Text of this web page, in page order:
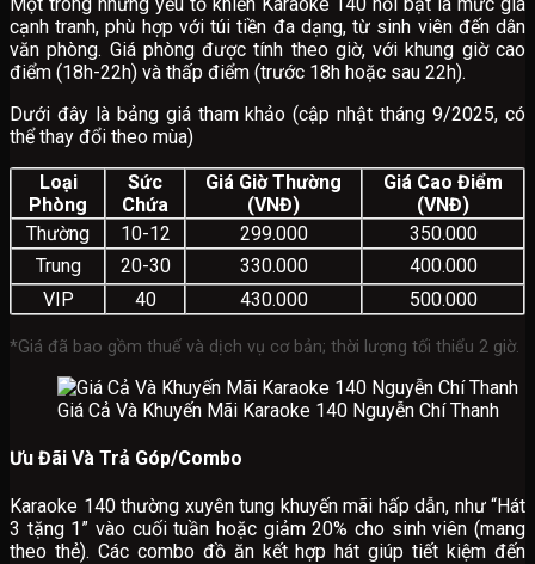
cạnh tranh, phù hợp với túi tiền đa dạng, từ sinh viên đến dân
văn phòng. Giá phòng được tính theo giờ, với khung giờ cao
điểm (18h-22h) và thấp điểm (trước 18h hoặc sau 22h).
Dưới đây là bảng giá tham khảo (cập nhật tháng 9/2025, có
thể thay đổi theo mùa)
Loại
Phòng
Sức
Chứa
Giá Giờ Thường
(VNĐ)
Giá Cao Điểm
(VNĐ)
Thường
10-12 299.000
350.000
Trung
20-30 330.000
400.000
VIP
40 430.000 500.000
*Giá đã bao gồm thuế và dịch vụ cơ bản; thời lượng tối thiểu 2 giờ.
Giá Cả Và Khuyến Mãi Karaoke 140 Nguyễn Chí Thanh
Ưu Đãi Và Trả Góp/Combo
Karaoke 140 thường xuyên tung khuyến mãi hấp dẫn, như “Hát
3 tặng 1” vào cuối tuần hoặc giảm 20% cho sinh viên (mang
theo thẻ). Các combo đồ ăn kết hợp hát giúp tiết kiệm đến